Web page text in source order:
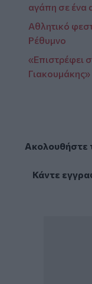
αγάπη σε ένα
Αθλητικό
Ρέθυμνο
«Επιστρέφει
Γιακουμάκης»
Ακολουθήστε
Κάντε